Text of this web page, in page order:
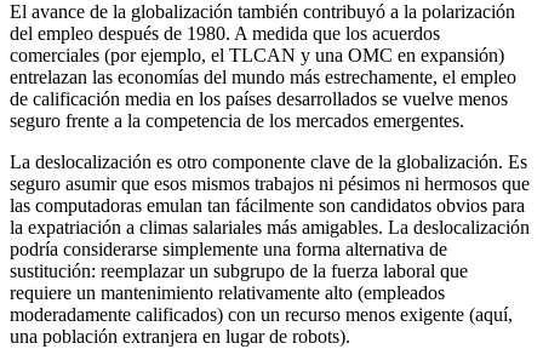
El avance de la globalización también contribuyó a la polarización
del empleo después de 1980. A medida que los acuerdos
comerciales (por ejemplo, el TLCAN y una OMC en expansión)
entrelazan las economías del mundo más estrechamente, el empleo
de calificación media en los países desarrollados se vuelve menos
seguro frente a la competencia de los mercados emergentes.
La deslocalización es otro componente clave de la globalización. Es
seguro asumir que esos mismos trabajos ni pésimos ni hermosos que
las computadoras emulan tan fácilmente son candidatos obvios para
la expatriación a climas salariales más amigables. La deslocalización
podría considerarse simplemente una forma alternativa de
sustitución: reemplazar un subgrupo de la fuerza laboral que
requiere un mantenimiento relativamente alto (empleados
moderadamente calificados) con un recurso menos exigente (aquí,
una población extranjera en lugar de robots).